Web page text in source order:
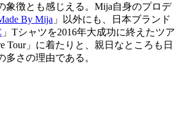
象徴とも感じえる。Mija自身のプロデ
By Mija 」以外にも、日本ブランド
」Tシャツを2016年大成功に終えたツア
Tour」に着たりと、親日なところも日
多さの理由である。